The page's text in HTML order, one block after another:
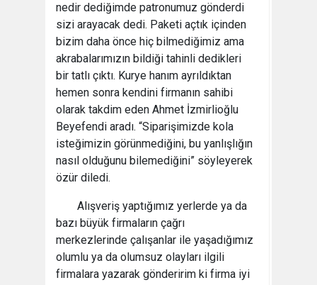
nedir dediğimde patronumuz gönderdi
sizi arayacak dedi. Paketi açtık içinden
bizim daha önce hiç bilmediğimiz ama
akrabalarımızın bildiği tahinli dedikleri
bir tatlı çıktı. Kurye hanım ayrıldıktan
hemen sonra kendini firmanın sahibi
olarak takdim eden Ahmet İzmirlioğlu
Beyefendi aradı. “Siparişimizde kola
isteğimizin görünmediğini, bu yanlışlığın
nasıl olduğunu bilemediğini” söyleyerek
özür diledi.
Alışveriş yaptığımız yerlerde ya da
bazı büyük firmaların çağrı
merkezlerinde çalışanlar ile yaşadığımız
olumlu ya da olumsuz olayları ilgili
firmalara yazarak gönderirim ki firma iyi